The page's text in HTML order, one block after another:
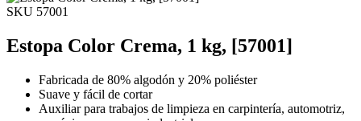
SKU 57001
Estopa Color Crema, 1 kg, [57001]
Fabricada de 80% algodón y 20% poliéster
Suave y fácil de cortar
Auxiliar para trabajos de limpieza en carpintería, automotriz,